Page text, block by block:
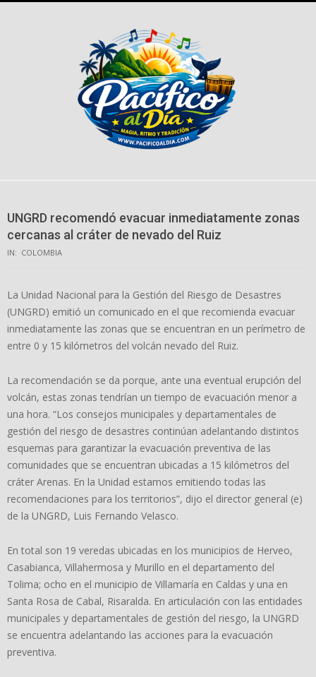
UNGRD recomendó evacuar inmediatamente zonas
cercanas al cráter de nevado del Ruiz
IN: COLOMBIA
La Unidad Nacional para la Gestión del Riesgo de Desastres
(UNGRD) emitió un comunicado en el que recomienda evacuar
inmediatamente las zonas que se encuentran en un perímetro de
entre 0 y 15 kilómetros del volcán nevado del Ruiz.
La recomendación se da porque, ante una eventual erupción del
volcán, estas zonas tendrían un tiempo de evacuación menor a
una hora. “Los consejos municipales y departamentales de
gestión del riesgo de desastres continúan adelantando distintos
esquemas para garantizar la evacuación preventiva de las
comunidades que se encuentran ubicadas a 15 kilómetros del
cráter Arenas. En la Unidad estamos emitiendo todas las
recomendaciones para los territorios”, dijo el director general (e)
de la UNGRD, Luis Fernando Velasco.
En total son 19 veredas ubicadas en los municipios de Herveo,
Casabianca, Villahermosa y Murillo en el departamento del
Tolima; ocho en el municipio de Villamaría en Caldas y una en
Santa Rosa de Cabal, Risaralda. En articulación con las entidades
municipales y departamentales de gestión del riesgo, la UNGRD
se encuentra adelantando las acciones para la evacuación
preventiva.